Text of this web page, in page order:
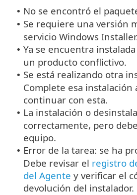
• No se encontró el
• Se requiere una versión
servicio Windows
• Ya se encuentra
un producto conflictivo.
• Se está realizando otra
Complete esa instalación
continuar con esta.
• La instalación o
correctamente, pero
equipo.
• Error de la tarea: se ha
Debe revisar el registro
del Agente y verificar el
devolución del instalador.